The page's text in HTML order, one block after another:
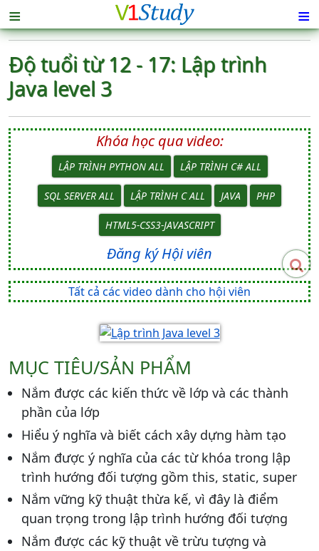
≡ ≡
Độ tuổi từ 12 - 17: Lập trình
Java level 3
Khóa học qua video:
LẬP TRÌNH PYTHON ALL LẬP TRÌNH C# ALL
SQL SERVER ALL LẬP TRÌNH C ALL JAVA PHP
HTML5-CSS3-JAVASCRIPT
Đăng ký Hội viên
Tất cả các video dành cho hội viên
MỤC TIÊU/SẢN PHẨM
Nắm được các kiến thức về lớp và các thành
phần của lớp
Hiểu ý nghĩa và biết cách xây dựng hàm tạo
Nắm được ý nghĩa của các từ khóa trong lập
trình hướng đối tượng gồm this, static, super
Nắm vững kỹ thuật thừa kế, vì đây là điểm
quan trọng trong lập trình hướng đối tượng
Nắm được các kỹ thuật về trừu tượng và